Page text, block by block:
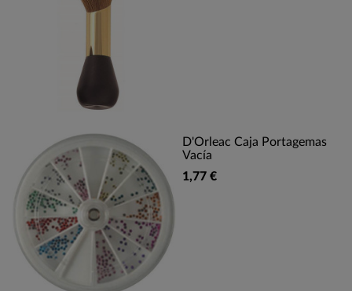
D'Orleac Caja Portagemas
Vacía
1,77 €